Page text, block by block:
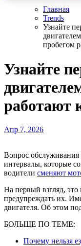
Главная
Trends
Узнайте
пробегом
Узнайте
работают
Апр 7, 2026
Вопрос обслуживания автомобиля для большинства водителей сводится к простому правилу – не превышать
интервалы, которые
водители сменяют
На первый взгляд, это
предупреждать их.
двигателя. Об этом
БОЛЬШЕ ПО ТЕМЕ:
Почему нельзя